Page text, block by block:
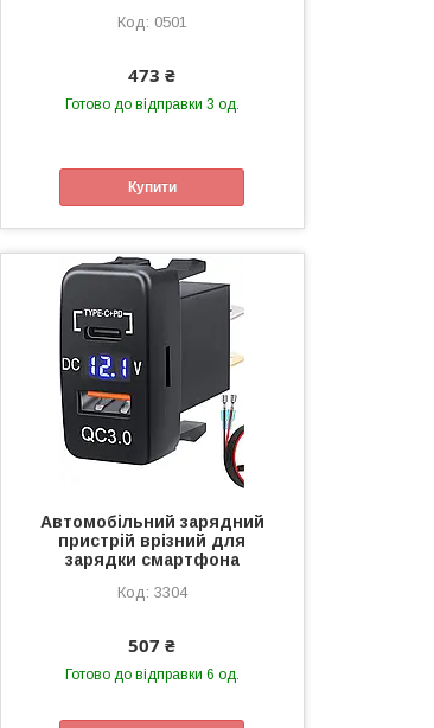
0501
473 ₴
Готово до відправки 3 од.
Купити
Автомобільний зарядний
пристрій врізний для
зарядки смартфона
3304
507 ₴
Готово до відправки 6 од.